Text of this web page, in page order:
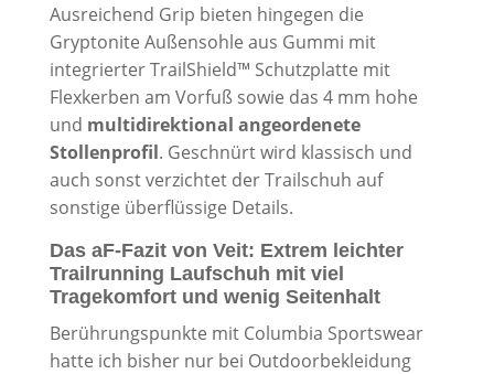
Ausreichend Grip bieten hingegen die
Gryptonite Außensohle aus Gummi mit
integrierter TrailShield™ Schutzplatte mit
Flexkerben am Vorfuß sowie das 4 mm hohe
und multidirektional angeordenete
Stollenprofil. Geschnürt wird klassisch und
auch sonst verzichtet der Trailschuh auf
sonstige überflüssige Details.
Das aF-Fazit von Veit: Extrem leichter
Trailrunning Laufschuh mit viel
Tragekomfort und wenig Seitenhalt
Berührungspunkte mit Columbia Sportswear
hatte ich bisher nur bei Outdoorbekleidung